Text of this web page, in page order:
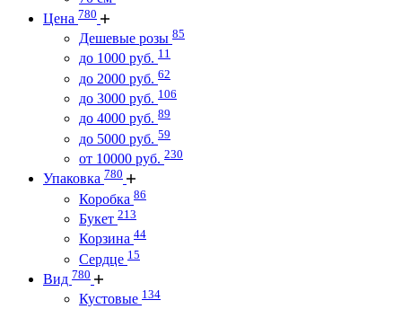
Цена 780
Дешевые розы 85
до 1000 руб. 11
до 2000 руб. 62
до 3000 руб. 106
до 4000 руб. 89
до 5000 руб. 59
от 10000 руб. 230
Упаковка 780
Коробка 86
Букет 213
Корзина 44
Сердце 15
Вид 780
Кустовые 134